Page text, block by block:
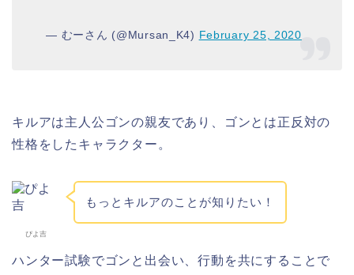
— むーさん (@Mursan_K4) February 25, 2020
キルアは主人公ゴンの親友であり、ゴンとは正反対の
性格をしたキャラクター。
ぴよ吉
もっとキルアのことが知りたい！
ハンター試験でゴンと出会い、行動を共にすることで